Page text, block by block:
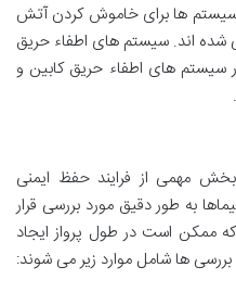
ها برای خاموش کردن آتش
شده اند. سیستم های اطفاء حریق
های اطفاء حریق کابین و
مهمی از فرایند حفظ ایمنی
به طور دقیق مورد بررسی قرار
ممکن است در طول پرواز ایجاد
ها شامل موارد زیر می شوند: